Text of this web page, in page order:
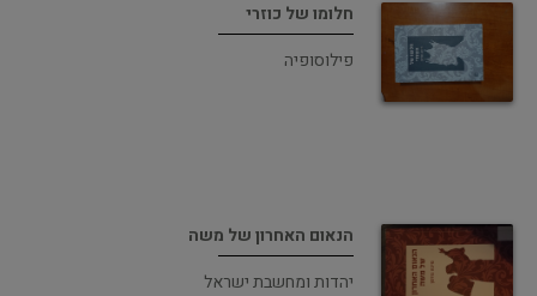
חלומו של כוזרי
פילוסופיה
הנאום האחרון של משה
יהדות ומחשבת ישראל